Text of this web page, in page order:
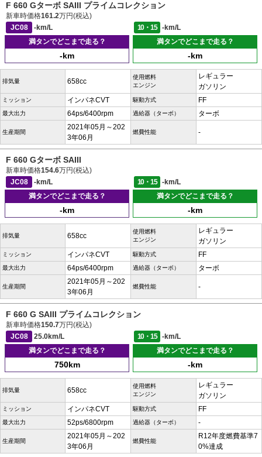
F 660 Gターボ SAIII プライムコレクション
新車時価格161.2万円(税込)
JC08
-km/L 10・15
-km/L
満タンでどこまで走る？
-km
満タンでどこまで走る？
-km
排気量 658cc
使用燃料
エンジン
レギュラー
ガソリン
ミッション インパネCVT 駆動方式 FF
最大出力 64ps/6400rpm 過給器（ターボ） ターボ
生産期間
2021年05月～202
3年06月
燃費性能 -
F 660 Gターボ SAIII
新車時価格154.6万円(税込)
JC08
-km/L 10・15
-km/L
満タンでどこまで走る？
-km
満タンでどこまで走る？
-km
排気量 658cc
使用燃料
エンジン
レギュラー
ガソリン
ミッション インパネCVT 駆動方式 FF
最大出力 64ps/6400rpm 過給器（ターボ） ターボ
生産期間
2021年05月～202
3年06月
燃費性能 -
F 660 G SAIII プライムコレクション
新車時価格150.7万円(税込)
JC08
25.0km/L 10・15
-km/L
満タンでどこまで走る？
750km
満タンでどこまで走る？
-km
排気量 658cc
使用燃料
エンジン
レギュラー
ガソリン
ミッション インパネCVT 駆動方式 FF
最大出力 52ps/6800rpm 過給器（ターボ） -
生産期間
2021年05月～202
3年06月
燃費性能
R12年度燃費基準7
0%達成